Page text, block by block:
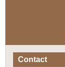
Contact